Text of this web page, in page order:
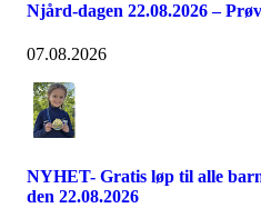
Njård-dagen 22.08.2026 –
07.08.2026
NYHET- Gratis løp til alle
den 22.08.2026